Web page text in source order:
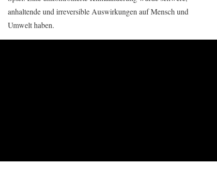
anhaltende und irreversible Auswirkungen auf Mensch und
Umwelt haben.